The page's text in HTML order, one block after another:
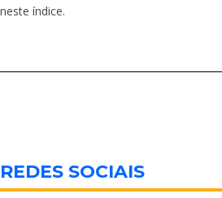
neste índice.
REDES SOCIAIS